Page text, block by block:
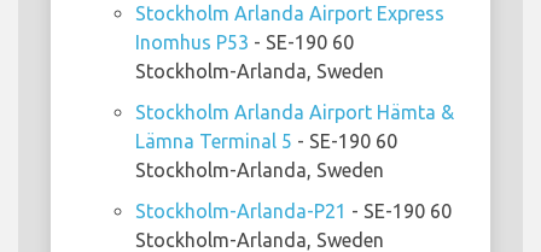
Stockholm Arlanda Airport Express
Inomhus P53 - SE-190 60
Stockholm-Arlanda, Sweden
Stockholm Arlanda Airport Hämta &
Lämna Terminal 5 - SE-190 60
Stockholm-Arlanda, Sweden
Stockholm-Arlanda-P21 - SE-190 60
Stockholm-Arlanda, Sweden